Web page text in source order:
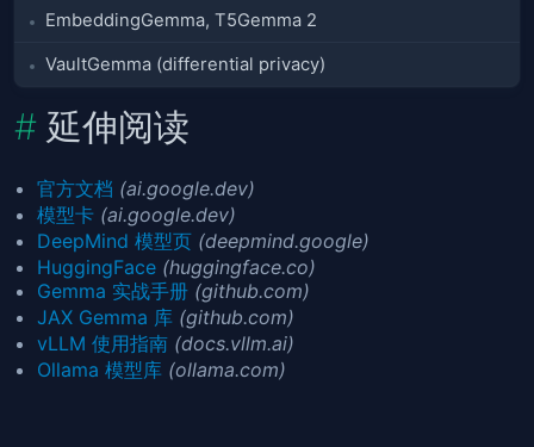
EmbeddingGemma, T5Gemma 2
VaultGemma (differential privacy)
延伸阅读
官方文档 (ai.google.dev)
模型卡 (ai.google.dev)
DeepMind 模型页 (deepmind.google)
HuggingFace (huggingface.co)
Gemma 实战手册 (github.com)
JAX Gemma 库 (github.com)
vLLM 使用指南 (docs.vllm.ai)
Ollama 模型库 (ollama.com)